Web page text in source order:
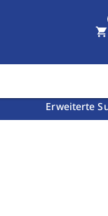
Erweiterte
shopping_cart